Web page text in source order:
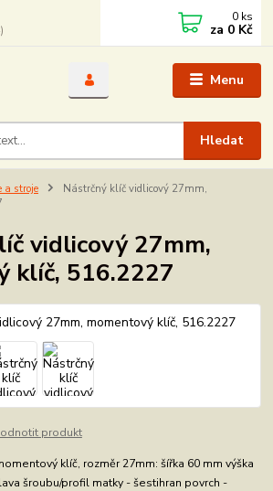
Menu
Hledat
0 ks
za 0 Kč
a stroje
Nástrčný klíč vidlicový 27mm,
vidlicový 27mm,
klíč, 516.2227
produkt
klíč, rozměr 27mm: šířka 60 mm výška
šroubu/profil matky - šestihran povrch -